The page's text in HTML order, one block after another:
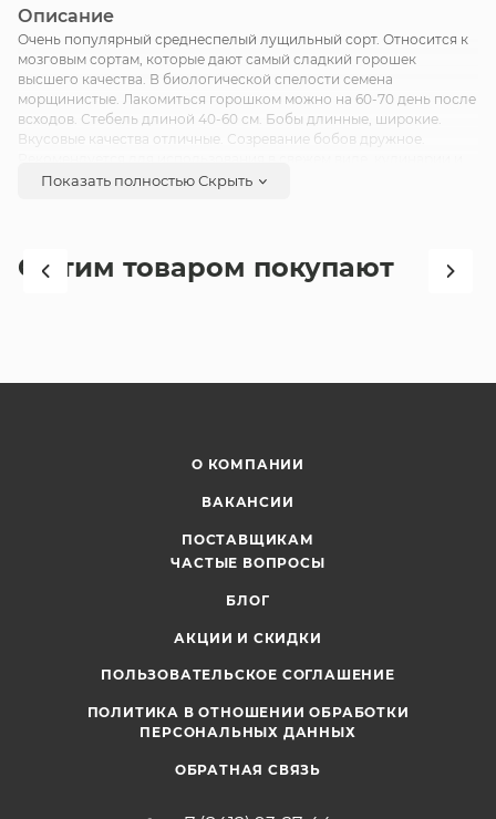
Описание
Очень популярный среднеспелый лущильный сорт. Относится к
мозговым сортам, которые дают самый сладкий горошек
высшего качества. В биологической спелости семена
морщинистые. Лакомиться горошком можно на 60-70 день после
всходов. Стебель длиной 40-60 см. Бобы длинные, широкие.
Вкусовые качества отличные. Созревание бобов дружное.
для консервирования. Урожайность зеленого горошка: 0,5-0,6 кг/
Показать полностьюСкрыть
С этим товаром покупают
О КОМПАНИИ
ВАКАНСИИ
ПОСТАВЩИКАМ
ЧАСТЫЕ ВОПРОСЫ
БЛОГ
АКЦИИ И СКИДКИ
ПОЛЬЗОВАТЕЛЬСКОЕ СОГЛАШЕНИЕ
ПОЛИТИКА В ОТНОШЕНИИ ОБРАБОТКИ
ПЕРСОНАЛЬНЫХ ДАННЫХ
ОБРАТНАЯ СВЯЗЬ